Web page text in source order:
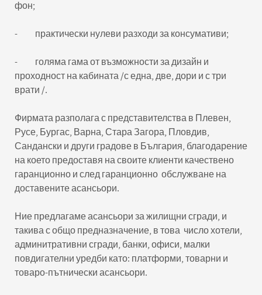
фон;
- практически нулеви разходи за консумативи;
- голяма гама от възможности за дизайн и
проходност на кабината /с една, две, дори и с три
врати /.
Фирмата разполага с представителства в Плевен,
Русе, Бургас, Варна, Стара Загора, Пловдив,
Сандански и други градове в България, благодарение
на което предоставя на своите клиенти качествено
гаранционно и след гаранционно обслужване на
доставените асансьори.
Ние предлагаме асансьори за жилищни сгради, и
такива с общо предназначение, в това число хотели,
админитративни сгради, банки, офиси, малки
повдигателни уредби като: платформи, товарни и
товаро-пътнически асансьори.